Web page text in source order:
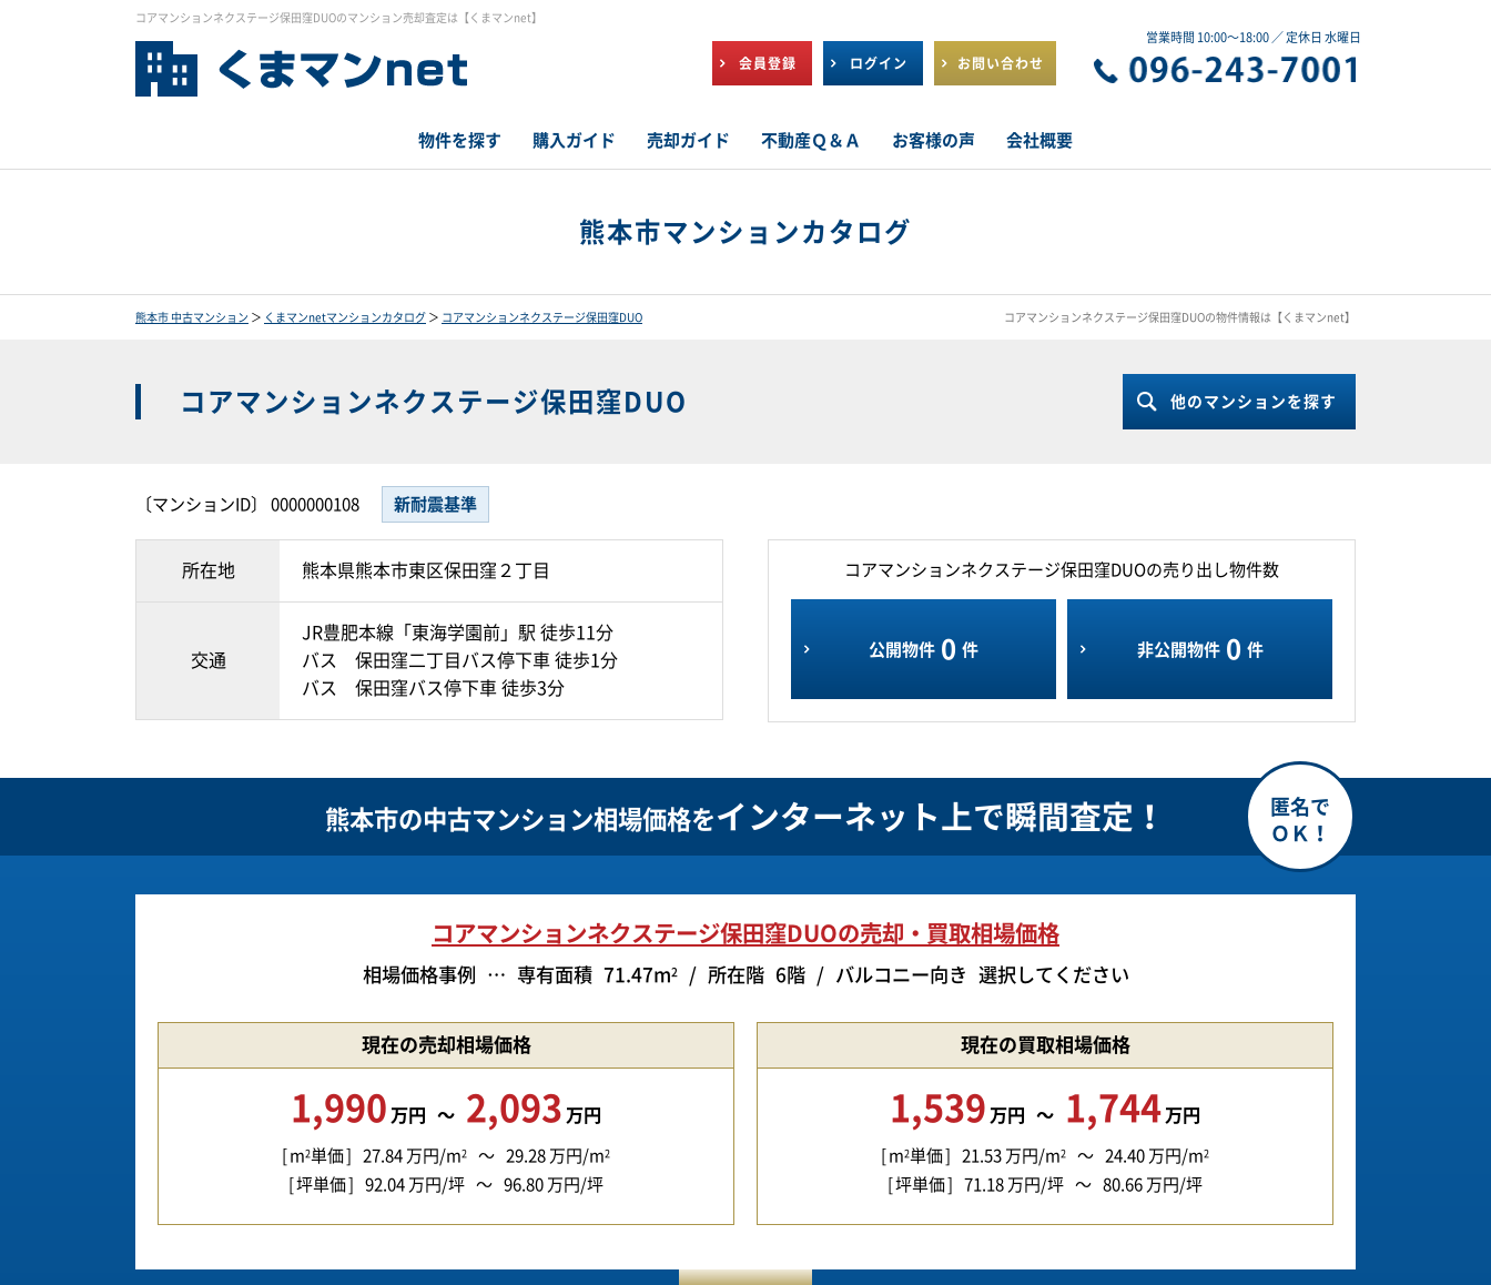
コアマンションネクステージ保田窪DUOのマンション売却査定は【くまマンnet】
会員登録 ログイン お問い合わせ
営業時間 10:00～18:00 ／ 定休日 水曜日
物件を探す 購入ガイド 売却ガイド 不動産Ｑ＆Ａ お客様の声 会社概要
熊本市マンションカタログ
熊本市 中古マンション ＞ くまマンnetマンションカタログ ＞ コアマンションネクステージ保田窪DUO コアマンションネクステージ保田窪DUOの物件情報は【くまマンnet】
コアマンションネクステージ保田窪DUO 他のマンションを探す
〔マンションID〕 0000000108 新耐震基準
所在地 熊本県熊本市東区保田窪２丁目
交通
JR豊肥本線「東海学園前」駅 徒歩11分
バス 保田窪二丁目バス停下車 徒歩1分
バス 保田窪バス停下車 徒歩3分
コアマンションネクステージ保田窪DUOの売り出し物件数
公開物件 0 件 非公開物件 0 件
熊本市の中古マンション相場価格をインターネット上で瞬間査定！
コアマンションネクステージ保田窪DUOの売却・買取相場価格
相場価格事例 専有面積 71.47m2 所在階 6階 バルコニー向き 選択してください
現在の売却相場価格
1,990 万円 2,093 万円
m2単価 27.84 万円/m2 29.28 万円/m2
坪単価 92.04 万円/坪 96.80 万円/坪
現在の買取相場価格
1,539 万円 1,744 万円
m2単価 21.53 万円/m2 24.40 万円/m2
坪単価 71.18 万円/坪 80.66 万円/坪